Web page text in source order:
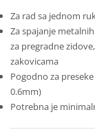
Za rad sa jednom
Za spajanje
za pregradne
zakovicama
Pogodno za
0.6mm)
Potrebna je